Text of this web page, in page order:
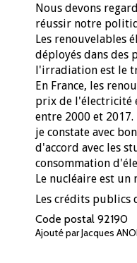
Nous devons
réussir notre
Les renouvelables
déployés dans des
l'irradiation est le
En France, les
prix de l'électricité
entre 2000 et 2017.
je constate avec
d'accord avec les
consommation
Le nucléaire est un
Les crédits publics
Code postal 92190
Ajouté par Jacques